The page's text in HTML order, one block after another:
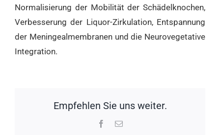
Normalisierung der Mobilität der Schädelknochen,
Verbesserung der Liquor-Zirkulation, Entspannung
der Meningealmembranen und die Neurovegetative
Integration.
Empfehlen Sie uns weiter.
Facebook
E-